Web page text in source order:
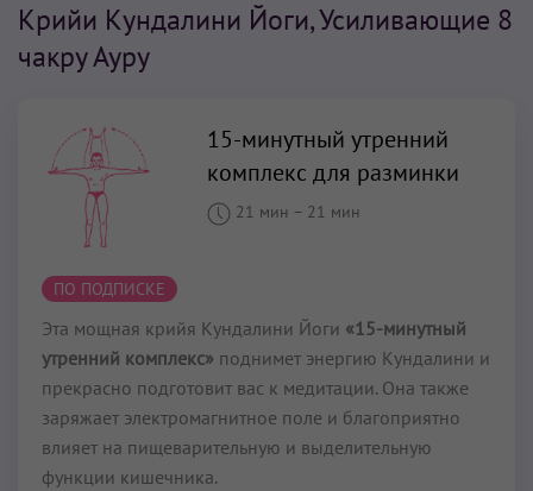
Крийи Кундалини Йоги, Усиливающие 8
чакру Ауру
15-минутный утренний
комплекс для разминки
21 мин – 21 мин
ПО ПОДПИСКЕ
Эта мощная крийя Кундалини Йоги «15-минутный
утренний комплекс» поднимет энергию Кундалини и
прекрасно подготовит вас к медитации. Она также
заряжает электромагнитное поле и благоприятно
влияет на пищеварительную и выделительную
функции кишечника.